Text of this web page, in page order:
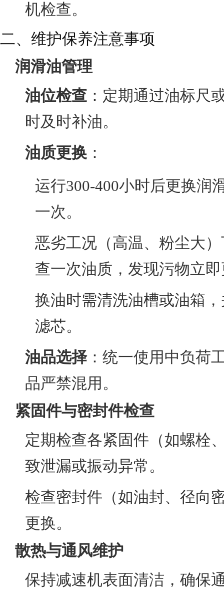
机检查。
二、维护保养注意事项
润滑油管理
油位检查 ：定期通过油标尺
时及时补油。
油质更换 ：
运行300-400小时后更换润
一次。
恶劣工况（高温、粉尘大
查一次油质，发现污物立
换油时需清洗油槽或油箱
滤芯。
油品选择：统一使用中负荷
品严禁混用。
紧固件与密封件检查
定期检查各紧固件（如螺栓
致泄漏或振动异常。
检查密封件（如油封、径向
更换。
散热与通风维护
保持减速机表面清洁，确保